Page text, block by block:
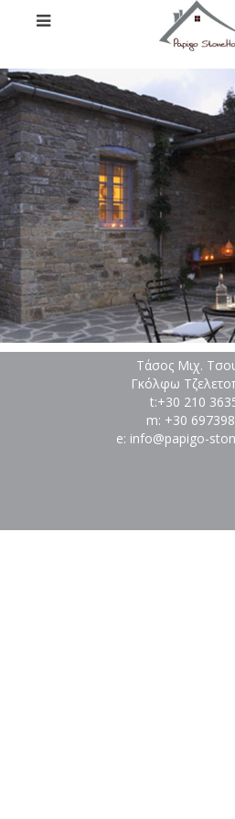
Τάσος Μιχ.
Γκόλφω
t:+30 210
m: +30
e: info@papigo-